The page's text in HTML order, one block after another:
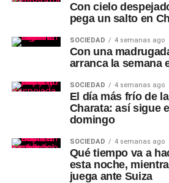
Con cielo
pega un salto en
SOCIEDAD 4 semanas ago
Con una
arranca la semana
SOCIEDAD 4 semanas ago
El día más frío de
Charata: así sigue
domingo
SOCIEDAD 4 semanas ago
Qué tiempo va a
esta noche,
juega ante Suiza